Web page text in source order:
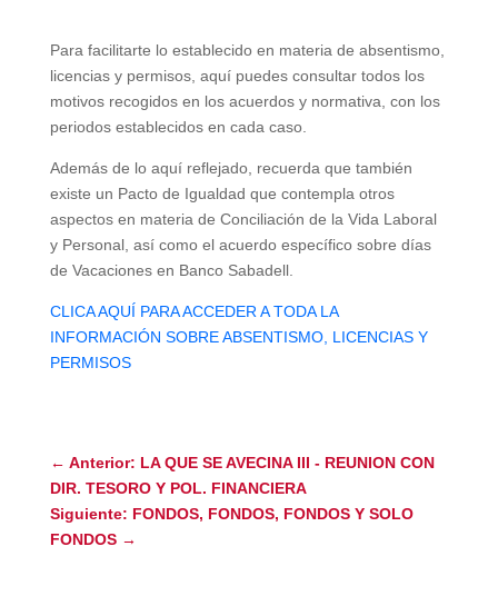
Para facilitarte lo establecido en materia de absentismo,
licencias y permisos, aquí puedes consultar todos los
motivos recogidos en los acuerdos y normativa, con los
periodos establecidos en cada caso.
Además de lo aquí reflejado, recuerda que también
existe un Pacto de Igualdad que contempla otros
aspectos en materia de Conciliación de la Vida Laboral
y Personal, así como el acuerdo específico sobre días
de Vacaciones en Banco Sabadell.
CLICA AQUÍ PARA ACCEDER A TODA LA
INFORMACIÓN SOBRE ABSENTISMO, LICENCIAS Y
PERMISOS
← Anterior: LA QUE SE AVECINA III - REUNION CON
DIR. TESORO Y POL. FINANCIERA
Siguiente: FONDOS, FONDOS, FONDOS Y SOLO
FONDOS→